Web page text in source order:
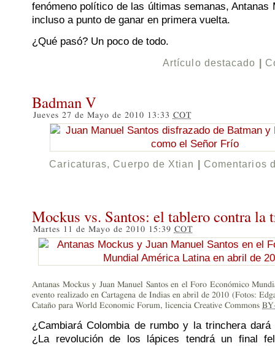
fenómeno político de las últimas semanas, Antanas
incluso a punto de ganar en primera vuelta.
¿Qué pasó? Un poco de todo.
Artículo destacado
Badman V
Jueves 27 de Mayo de 2010 13:33 COT
Caricaturas, Cuerpo de Xtian Comentarios
Mockus vs. Santos: el tablero contra la
Martes 11 de Mayo de 2010 15:39 COT
Antanas Mockus y Juan Manuel Santos en el Foro Económico
evento realizado en Cartagena de Indias en abril de 2010 (Fotos:
Cataño para World Economic Forum, licencia Creative Commons
¿Cambiará Colombia de rumbo y la trinchera
¿La revolución de los lápices tendrá un final